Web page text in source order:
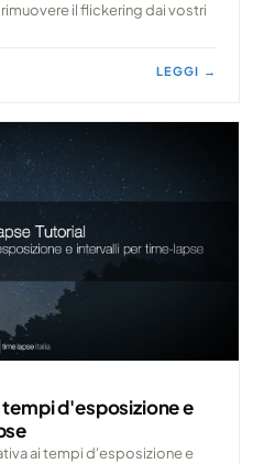
il flickering dai vostri
LEGGI →
d'esposizione e
ai tempi d'esposizione e